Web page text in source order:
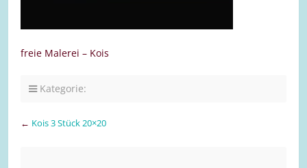
freie Malerei – Kois
Kategorie:
← Kois 3 Stück 20×20